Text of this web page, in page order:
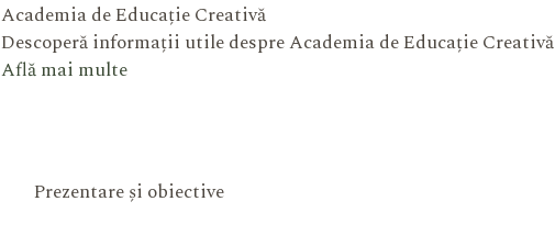
Academia de Educație Creativă
Descoperă informații utile despre Academia de Educație Creativă
Află mai multe
Prezentare și obiective